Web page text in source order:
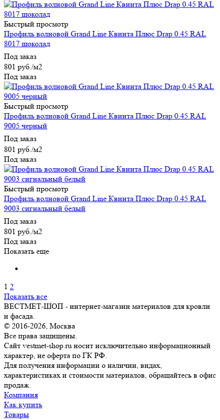
Быстрый просмотр
Профиль волновой Grand Line Квинта Плюс Drap 0.45 RAL
8017 шоколад
Под заказ
801 руб./м2
Под заказ
Быстрый просмотр
Профиль волновой Grand Line Квинта Плюс Drap 0.45 RAL
9005 черный
Под заказ
801 руб./м2
Под заказ
Быстрый просмотр
Профиль волновой Grand Line Квинта Плюс Drap 0.45 RAL
9003 сигнальный белый
Под заказ
801 руб./м2
Под заказ
Показать еще
1 2
Показать все
ВЕСТМЕТ-ШОП - интернет-магазин материалов для кровли
и фасада.
© 2016-2026, Москва
Все права защищены.
Сайт vestmet-shop.ru носит исключительно информационный
характер, не оферта по ГК РФ.
Для получения информации о наличии, видах,
характеристиках и стоимости материалов, обращайтесь в офис
продаж.
Компания
Как купить
Товары